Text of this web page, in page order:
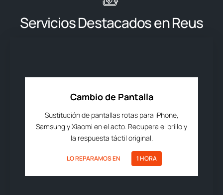
Servicios Destacados en Reus
Cambio de Pantalla
Sustitución de pantallas rotas para iPhone,
Samsung y Xiaomi en el acto. Recupera el brillo y
la respuesta táctil original.
LO REPARAMOS EN 1 HORA